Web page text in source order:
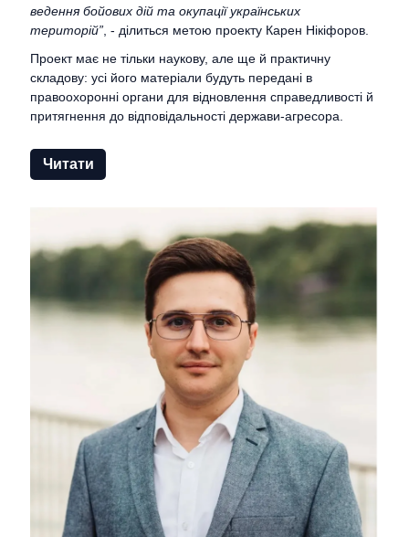
ведення бойових дій та окупації українських
територій” , - ділиться метою проекту Карен Нікіфоров.
Проект має не тільки наукову, але ще й практичну
складову: усі його матеріали будуть передані в
правоохоронні органи для відновлення справедливості й
притягнення до відповідальності держави-агресора.
Читати